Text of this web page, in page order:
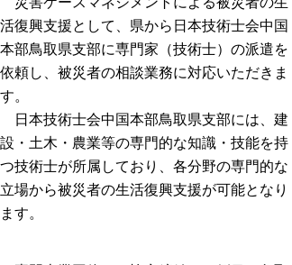
活復興支援として、県から日本技術士会中国
本部鳥取県支部に専門家（技術士）の派遣を
依頼し、被災者の相談業務に対応いただきま
す。
日本技術士会中国本部鳥取県支部には、建
設・土木・農業等の専門的な知識・技能を持
つ技術士が所属しており、各分野の専門的な
立場から被災者の生活復興支援が可能となり
ます。